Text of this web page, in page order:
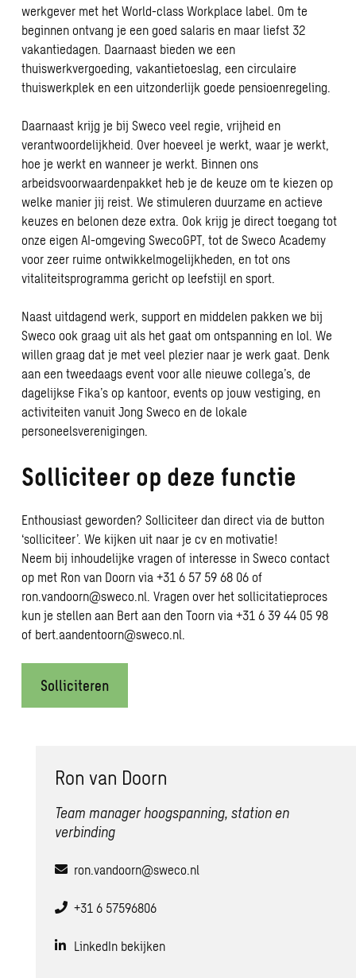
werkgever met het World-class Workplace label. Om te
beginnen ontvang je een goed salaris en maar liefst 32
vakantiedagen. Daarnaast bieden we een
thuiswerkvergoeding, vakantietoeslag, een circulaire
thuiswerkplek en een uitzonderlijk goede pensioenregeling.
Daarnaast krijg je bij Sweco veel regie, vrijheid en
verantwoordelijkheid. Over hoeveel je werkt, waar je werkt,
hoe je werkt en wanneer je werkt. Binnen ons
arbeidsvoorwaardenpakket heb je de keuze om te kiezen op
welke manier jij reist. We stimuleren duurzame en actieve
keuzes en belonen deze extra. Ook krijg je direct toegang tot
onze eigen AI-omgeving SwecoGPT, tot de Sweco Academy
voor zeer ruime ontwikkelmogelijkheden, en tot ons
vitaliteitsprogramma gericht op leefstijl en sport.
Naast uitdagend werk, support en middelen pakken we bij
Sweco ook graag uit als het gaat om ontspanning en lol. We
willen graag dat je met veel plezier naar je werk gaat. Denk
aan een tweedaags event voor alle nieuwe collega’s, de
dagelijkse Fika’s op kantoor, events op jouw vestiging, en
activiteiten vanuit Jong Sweco en de lokale
personeelsverenigingen.
Solliciteer op deze functie
Enthousiast geworden? Solliciteer dan direct via de button
‘solliciteer’. We kijken uit naar je cv en motivatie!
Neem bij inhoudelijke vragen of interesse in Sweco contact
op met Ron van Doorn via +31 6 57 59 68 06 of
ron.vandoorn@sweco.nl . Vragen over het sollicitatieproces
kun je stellen aan Bert aan den Toorn via +31 6 39 44 05 98
of bert.aandentoorn@sweco.nl
Solliciteren
Ron van Doorn
Team manager hoogspanning, station en
verbinding
ron.vandoorn@sweco.nl
+31 6 57596806
LinkedIn bekijken